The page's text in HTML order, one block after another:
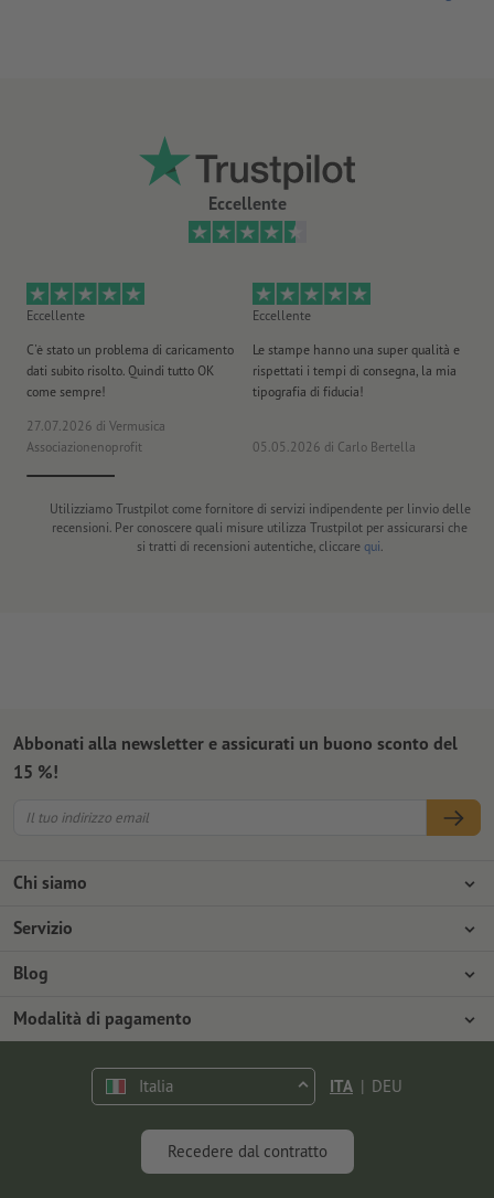
Eccellente
Eccellente
C'è stato un problema di caricamento
dati subito risolto. Quindi tutto OK
come sempre!
27.07.2026 di Vermusica
Associazionenoprofit
Eccellente
Le stampe hanno una super qualità e
rispettati i tempi di consegna, la mia
tipografia di fiducia!
05.05.2026 di Carlo Bertella
Utilizziamo Trustpilot come fornitore di servizi indipendente per linvio delle
recensioni. Per conoscere quali misure utilizza Trustpilot per assicurarsi che
si tratti di recensioni autentiche, cliccare qui
Chi siamo
Azienda
Tutela ambientale
Servizio
Modalità di pagamento
Spedizione
Programma Premium
Blog
Tutorial Photoshop
Marketing & Insights
Modalità di pagamento
Abbonati alla newsletter e assicurati un buono sconto del
15 %!
Italia ITA | DEU
Recedere dal contratto